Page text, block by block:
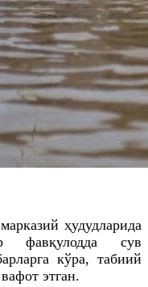
ҳудудларида
фавқулодда сув
кўра, табиий
этган.